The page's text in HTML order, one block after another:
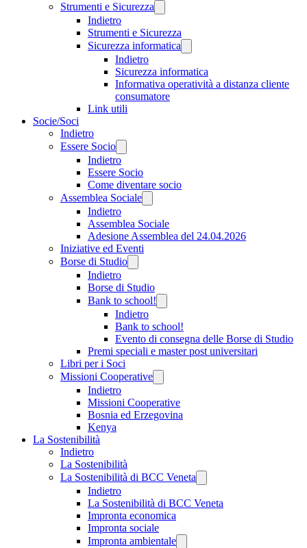
Strumenti e Sicurezza
Indietro
Strumenti e Sicurezza
Sicurezza informatica
Indietro
Sicurezza informatica
Informativa operatività a distanza cliente
consumatore
Link utili
Socie/Soci
Indietro
Essere Socio
Indietro
Essere Socio
Come diventare socio
Assemblea Sociale
Indietro
Assemblea Sociale
Adesione Assemblea del 24.04.2026
Iniziative ed Eventi
Borse di Studio
Indietro
Borse di Studio
Bank to school!
Indietro
Bank to school!
Evento di consegna delle Borse di Studio
Premi speciali e master post universitari
Libri per i Soci
Missioni Cooperative
Indietro
Missioni Cooperative
Bosnia ed Erzegovina
Kenya
La Sostenibilità
Indietro
La Sostenibilità
La Sostenibilità di BCC Veneta
Indietro
La Sostenibilità di BCC Veneta
Impronta economica
Impronta sociale
Impronta ambientale